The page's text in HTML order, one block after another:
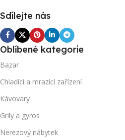
Sdílejte nás
Oblíbené kategorie
Bazar
Chladící a mrazící zařízení
Kávovary
Grily a gyros
Nerezový nábytek